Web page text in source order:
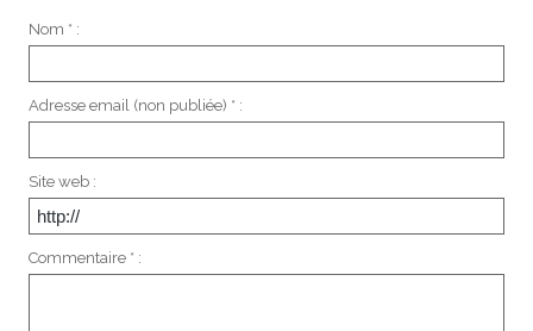
Nom * :
Adresse email (non publiée) * :
Site web :
Commentaire * :